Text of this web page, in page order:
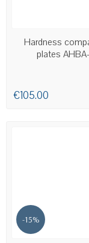
AVAILABLE
Hardness
plates
€105.00
-15%